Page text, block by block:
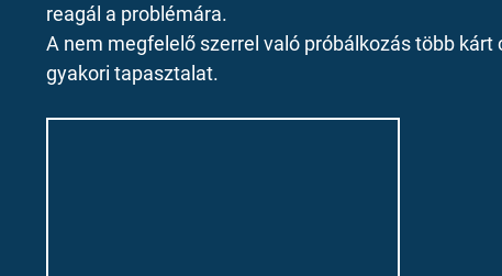
reagál a problémára.
A nem megfelelő szerrel való próbálkozás több
gyakori tapasztalat.